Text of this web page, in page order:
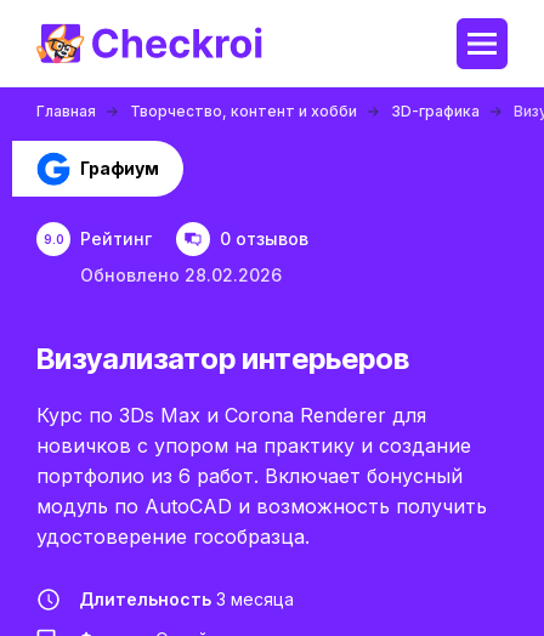
Главная Творчество, контент и хобби 3D-графика
Графиум
9.0 Рейтинг
0 отзывов
Обновлено 28.02.2026
Визуализатор интерьеров
Курс по 3Ds Max и Corona Renderer для
новичков с упором на практику и создание
портфолио из 6 работ. Включает бонусный
модуль по AutoCAD и возможность получить
удостоверение гособразца.
Длительность 3 месяца